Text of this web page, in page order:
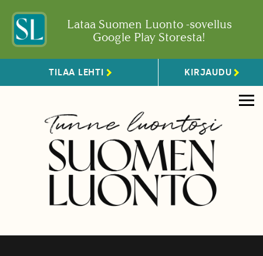
Lataa Suomen Luonto -sovellus
Google Play Storesta!
TILAA LEHTI KIRJAUDU